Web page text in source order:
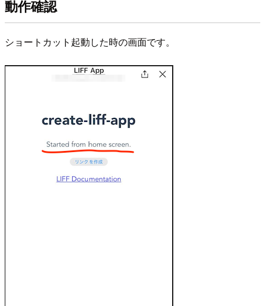
動作確認
ショートカット起動した時の画面です。